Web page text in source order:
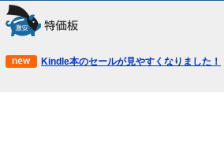
Kindle本のセールが見やすくなりました！